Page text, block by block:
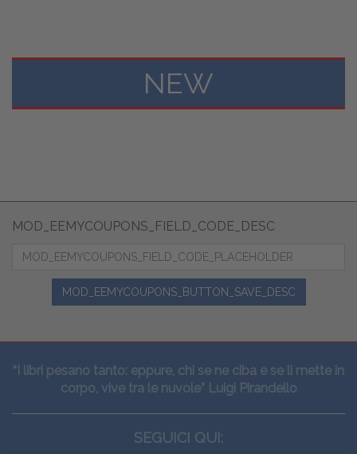
NEW
MOD_EEMYCOUPONS_FIELD_CODE_DESC
MOD_EEMYCOUPONS_BUTTON_SAVE_DESC
“I libri pesano tanto: eppure, chi se ne ciba e se li mette in
corpo, vive tra le nuvole” Luigi Pirandello
SEGUICI QUI: